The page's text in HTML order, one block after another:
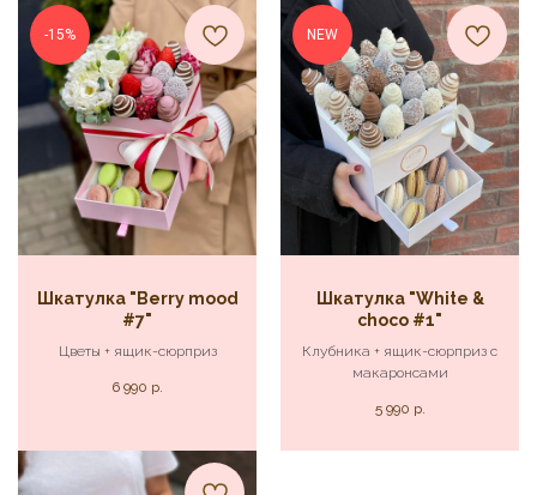
-15%
Шкатулка "Berry mood
#7"
Цветы + ящик-сюрприз
6 990 р.
NEW
Шкатулка "White &
choco #1"
Клубника + ящик-сюрприз с
макаронсами
5 990 р.